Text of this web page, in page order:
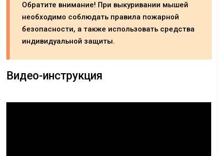
Обратите внимание! При выкуривании мышей
необходимо соблюдать правила пожарной
безопасности, а также использовать средства
индивидуальной защиты.
Видео-инструкция